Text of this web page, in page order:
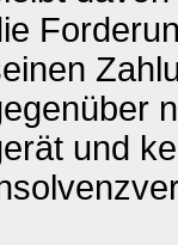
und